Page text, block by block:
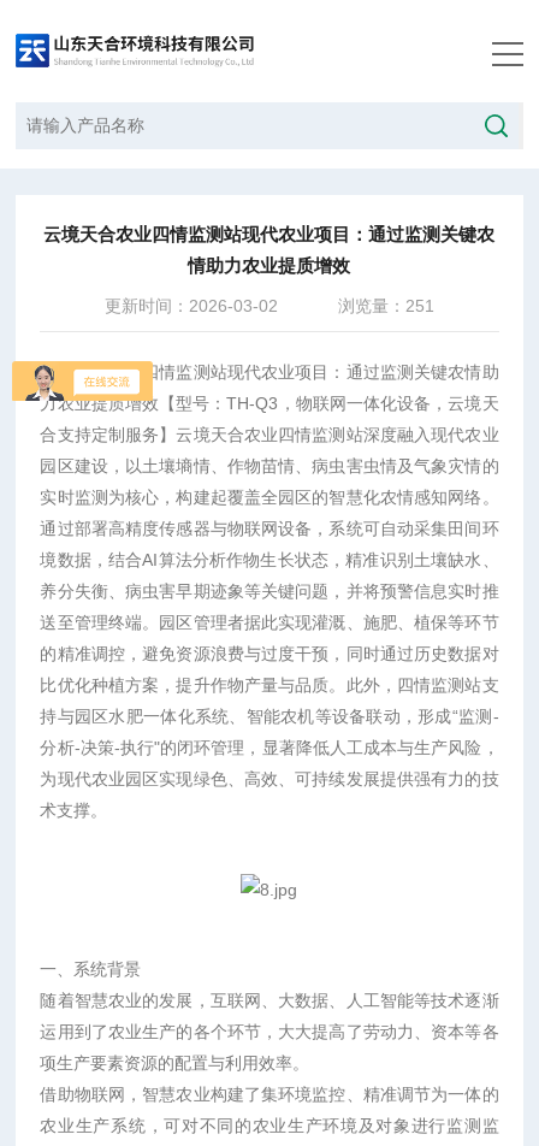
云境天合农业四情监测站现代农业项目：通过监测关键农
情助力农业提质增效
更新时间：2026-03-02 浏览量：251
云境天合农业四情监测站现代农业项目： 通过监测关键农情助
力农业提质增效 【型号：TH-Q3，物联网一体化设备，云境天
合支持定制服务】云境天合农业四情监测站深度融入现代农业
园区建设，以土壤墒情、作物苗情、病虫害虫情及气象灾情的
实时监测为核心，构建起覆盖全园区的智慧化农情感知网络。
通过部署高精度传感器与物联网设备，系统可自动采集田间环
境数据，结合AI算法分析作物生长状态，精准识别土壤缺水、
养分失衡、病虫害早期迹象等关键问题，并将预警信息实时推
送至管理终端。园区管理者据此实现灌溉、施肥、植保等环节
的精准调控，避免资源浪费与过度干预，同时通过历史数据对
比优化种植方案，提升作物产量与品质。此外，四情监测站支
持与园区水肥一体化系统、智能农机等设备联动，形成“监测-
分析-决策-执行"的闭环管理，显著降低人工成本与生产风险，
为现代农业园区实现绿色、高效、可持续发展提供强有力的技
术支撑。
一、系统背景
随着智慧农业的发展，互联网、大数据、人工智能等技术逐渐
运用到了农业生产的各个环节，大大提高了劳动力、资本等各
项生产要素资源的配置与利用效率。
借助物联网，智慧农业构建了集环境监控、精准调节为一体的
农业生产系统，可对不同的农业生产环境及对象进行监测监